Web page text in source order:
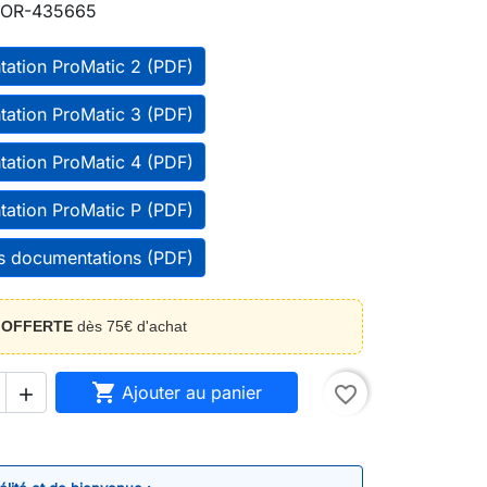
435665
ProMatic 2 (PDF)
ProMatic 3 (PDF)
ProMatic 4 (PDF)
ProMatic P (PDF)
documentations (PDF)
OFFERTE dès 75€ d'achat
  Ajouter au panier favorite_border